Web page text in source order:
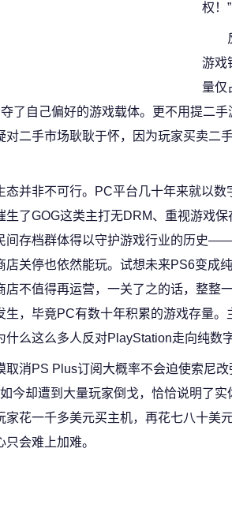
权！”
游戏
量仅
了自己偏好的游戏载体。更不用提二
对二手市场耿耿于怀，因为玩家买卖二
态并非不可行。PC平台几十年来就以
生了GOG这类主打无DRM、重视游戏
间存档群体得以守护游戏行业的历史
店关停也依然能玩。试想未来PS6变成
店不值得再运营，一关了之的话，整整
生，毕竟PC有数十年积累的游戏存量
什么这么多人反对PlayStation走向纯数
取消PS Plus订阅大概率不会迫使索尼
今却遭到大量玩家倒戈，恰恰说明了
家花一千多美元买主机，再花七八十美
只会难上加难。